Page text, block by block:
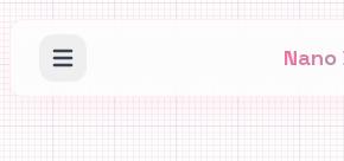
Nano